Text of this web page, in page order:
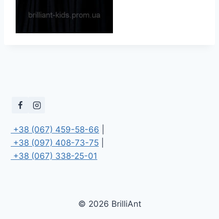
+38 (067) 459-58-66
+38 (097) 408-73-75
+38 (067) 338-25-01
© 2026 BrilliAnt